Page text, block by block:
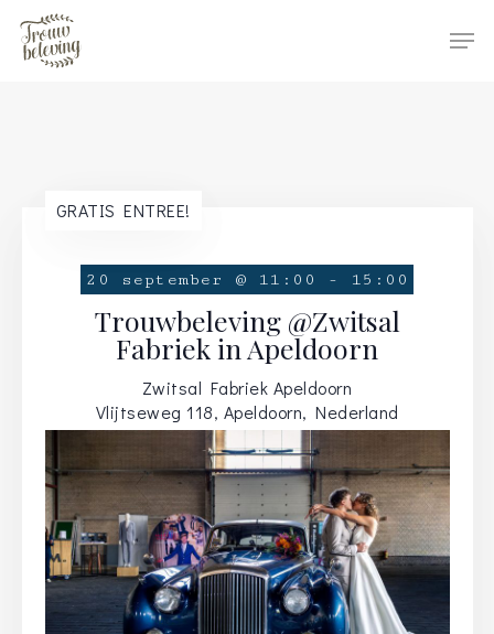
20 september @ 11:00 - 15:00
Trouwbeleving @Zwitsal
Fabriek in Apeldoorn
Zwitsal Fabriek Apeldoorn
Vlijtseweg 118, Apeldoorn, Nederland
GRATIS ENTREE!